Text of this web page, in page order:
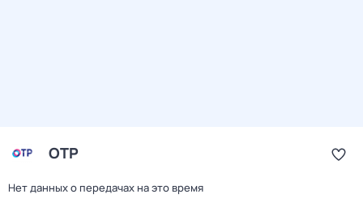
ОТР
Нет данных о передачах на это время